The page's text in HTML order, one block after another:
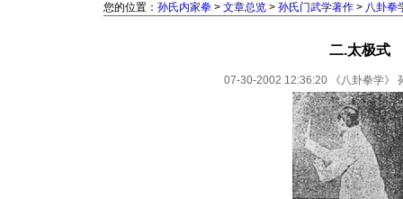
您的位置： 孙氏内家拳 > 文章总览 > 孙氏门武学著作 > 八卦拳
二.太极式
07-30-2002 12:36:20 《八卦拳学》